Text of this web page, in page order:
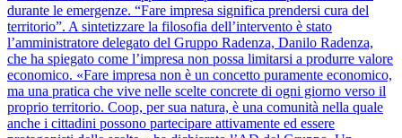
durante le emergenze. “Fare impresa significa prendersi cura del
territorio”. A sintetizzare la filosofia dell’intervento è stato
l’amministratore delegato del Gruppo Radenza, Danilo Radenza,
che ha spiegato come l’impresa non possa limitarsi a produrre valore
economico. «Fare impresa non è un concetto puramente economico,
ma una pratica che vive nelle scelte concrete di ogni giorno verso il
proprio territorio. Coop, per sua natura, è una comunità nella quale
anche i cittadini possono partecipare attivamente ed essere